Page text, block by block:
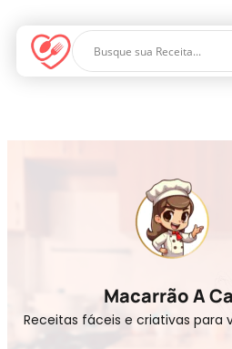
Macarrão A
Receitas fáceis e criativas para